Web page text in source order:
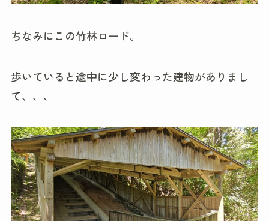
ちなみにこの竹林ロード。
歩いていると途中に少し変わった建物がありまし
て、、、